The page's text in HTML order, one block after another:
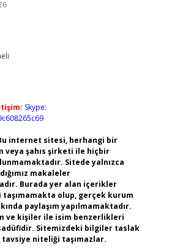
Skype:
internet sitesi, herhangi bir
veya şahıs şirketi ile hiçbir
Sitede yalnızca
makaleler
Burada yer alan içerikler
olup, gerçek kurum
paylaşım yapılmamaktadır.
ve kişiler ile isim benzerlikleri
Sitemizdeki bilgiler taslak
niteliği taşımazlar.